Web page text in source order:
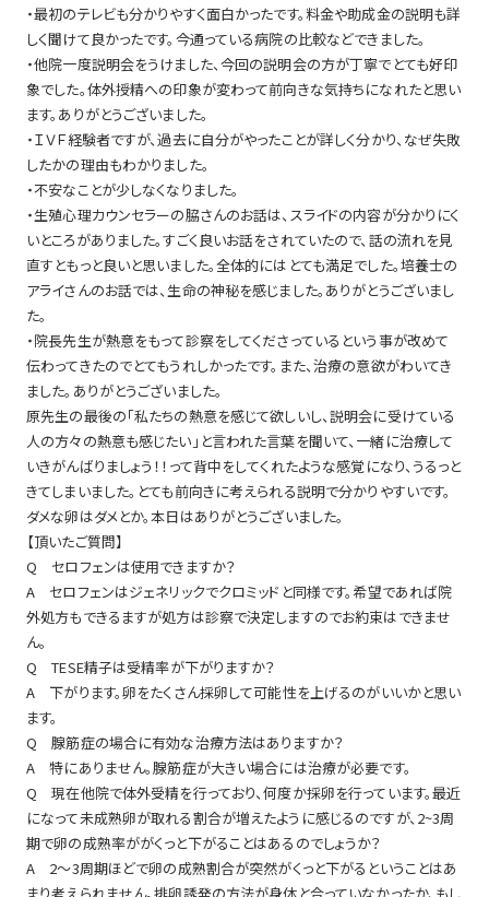
・最初のテレビも分かりやすく面白かったです。料金や助成金の説明も詳
しく聞けて良かったです。今通っている病院の比較などできました。
・他院一度説明会をうけました、今回の説明会の方が丁寧でとても好印
象でした。体外授精への印象が変わって前向きな気持ちになれたと思い
ます。ありがとうございました。
・ＩＶＦ経験者ですが、過去に自分がやったことが詳しく分かり、なぜ失敗
したかの理由もわかりました。
・不安なことが少しなくなりました。
・生殖心理カウンセラーの脇さんのお話は、スライドの内容が分かりにく
いところがありました。すごく良いお話をされていたので、話の流れを見
直すともっと良いと思いました。全体的にはとても満足でした。培養士の
アライさんのお話では、生命の神秘を感じました。ありがとうございまし
た。
・院長先生が熱意をもって診察をしてくださっているという事が改めて
伝わってきたのでとてもうれしかったです。また、治療の意欲がわいてき
ました。ありがとうございました。
原先生の最後の「私たちの熱意を感じて欲しいし、説明会に受けている
人の方々の熱意も感じたい」と言われた言葉を聞いて、一緒に治療して
いきがんばりましょう！！って背中をしてくれたような感覚になり、うるっと
きてしまいました。とても前向きに考えられる説明で分かりやすいです。
ダメな卵はダメとか。本日はありがとうございました。
【頂いたご質問】
Q セロフェンは使用できますか？
A セロフェンはジェネリックでクロミッドと同様です。希望であれば院
外処方もできるますが処方は診察で決定しますのでお約束はできませ
ん。
Q TESE精子は受精率が下がりますか？
A 下がります。卵をたくさん採卵して可能性を上げるのがいいかと思い
ます。
Q 腺筋症の場合に有効な治療方法はありますか？
A 特にありません。腺筋症が大きい場合には治療が必要です。
Q 現在他院で体外受精を行っており、何度か採卵を行っています。最近
になって未成熟卵が取れる割合が増えたように感じるのですが、2~3周
期で卵の成熟率ががくっと下がることはあるのでしょうか？
A 2～3周期ほどで卵の成熟割合が突然がくっと下がるということはあ